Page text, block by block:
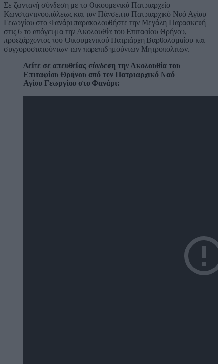
Σε ζωντανή σύνδεση με το Οικουμενικό Πατριαρχείο
Κωνσταντινουπόλεως και τον Πάνσεπτο Πατριαρχικό Ναό Αγίου
Γεωργίου στο Φανάρι παρακολουθήστε την Μεγάλη Παρασκευή
στις 6 το απόγευμα την Ακολουθία του Επιταφίου Θρήνου,
προεξάρχοντος του Οικουμενικού Πατριάρχη Βαρθολομαίου και
συγχοροστατούντων των παρεπιδημούντων Μητροπολιτών.
Δείτε σε απευθείας σύνδεση την Ακολουθία του
Επιταφίου Θρήνου από τον Πατριαρχικό Ναό
Αγίου Γεωργίου στο Φανάρι: